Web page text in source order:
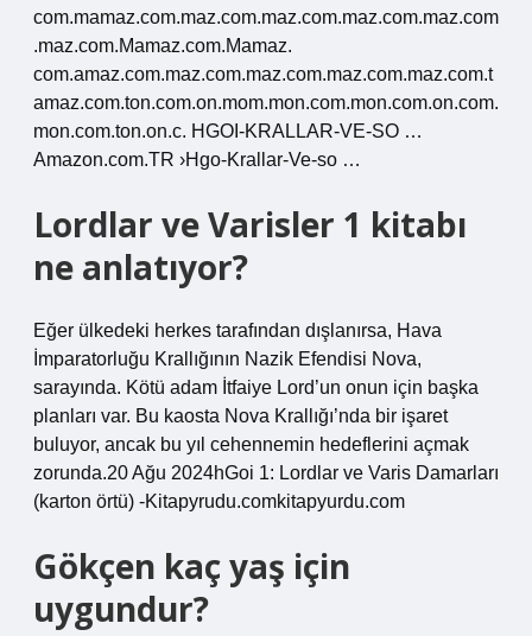
com.mamaz.com.maz.com.maz.com.maz.com.maz.com
.maz.com.Mamaz.com.Mamaz.
com.amaz.com.maz.com.maz.com.maz.com.maz.com.t
amaz.com.ton.com.on.mom.mon.com.mon.com.on.com.
mon.com.ton.on.c. HGOI-KRALLAR-VE-SO …
Amazon.com.TR ›Hgo-Krallar-Ve-so …
Lordlar ve Varisler 1 kitabı
ne anlatıyor?
Eğer ülkedeki herkes tarafından dışlanırsa, Hava
İmparatorluğu Krallığının Nazik Efendisi Nova,
sarayında. Kötü adam İtfaiye Lord’un onun için başka
planları var. Bu kaosta Nova Krallığı’nda bir işaret
buluyor, ancak bu yıl cehennemin hedeflerini açmak
zorunda.20 Ağu 2024hGoi 1: Lordlar ve Varis Damarları
(karton örtü) -Kitapyrudu.comkitapyurdu.com
Gökçen kaç yaş için
uygundur?